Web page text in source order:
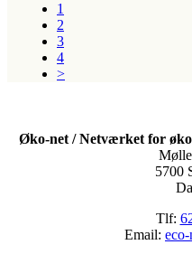
1
2
3
4
>
Øko-net / Netværket for
5700
Tlf:
Email: